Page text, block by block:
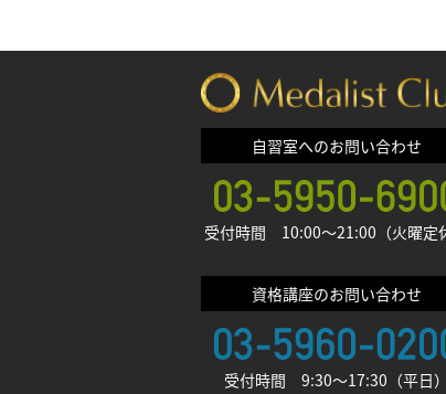
自習室へのお問い合わせ
受付時間 10:00〜21:00（火曜定
資格講座のお問い合わせ
受付時間 9:30〜17:30（平日）